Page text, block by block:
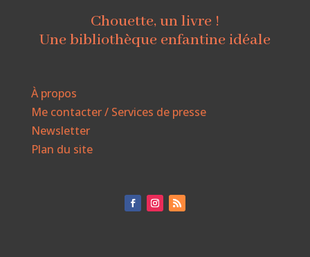
Chouette, un livre !
Une bibliothèque enfantine idéale
À propos
Me contacter / Services de presse
Newsletter
Plan du site